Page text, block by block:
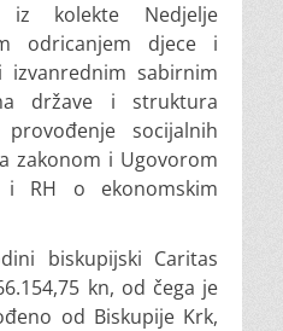
iz kolekte Nedjelje
odricanjem djece i
sabirnim
države i struktura
socijalnih
zakonom i Ugovorom
i RH o ekonomskim
biskupijski Caritas
kn, od čega je
od Biskupije Krk,